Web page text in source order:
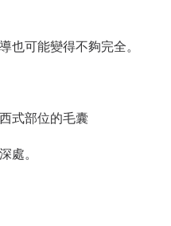
也可能變得不夠完全。
式部位的毛囊
處。